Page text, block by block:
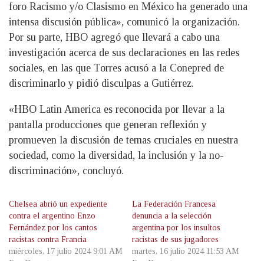
foro Racismo y/o Clasismo en México ha generado una
intensa discusión pública», comunicó la organización.
Por su parte, HBO agregó que llevará a cabo una
investigación acerca de sus declaraciones en las redes
sociales, en las que Torres acusó a la Conepred de
discriminarlo y pidió disculpas a Gutiérrez.
«HBO Latin America es reconocida por llevar a la
pantalla producciones que generan reflexión y
promueven la discusión de temas cruciales en nuestra
sociedad, como la diversidad, la inclusión y la no-
discriminación», concluyó.
Chelsea abrió un expediente
contra el argentino Enzo
Fernández por los cantos
racistas contra Francia
miércoles, 17 julio 2024 9:01 AM
La Federación Francesa
denuncia a la selección
argentina por los insultos
racistas de sus jugadores
martes, 16 julio 2024 11:53 AM